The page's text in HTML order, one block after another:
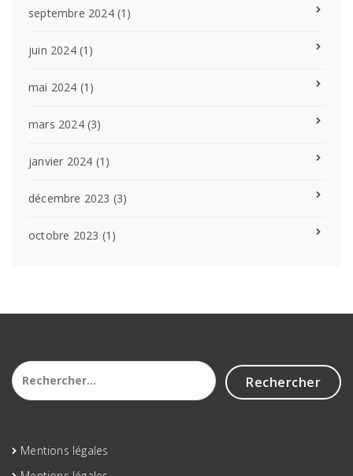
septembre 2024(1)
juin 2024(1)
mai 2024 (1)
mars 2024(3)
janvier 2024 (1)
décembre 2023 (3)
octobre 2023 (1)
Rechercher :
Mentions légales